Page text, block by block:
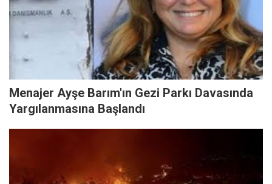
Menajer Ayşe Barım'ın Gezi Parkı Davasında
Yargılanmasına Başlandı